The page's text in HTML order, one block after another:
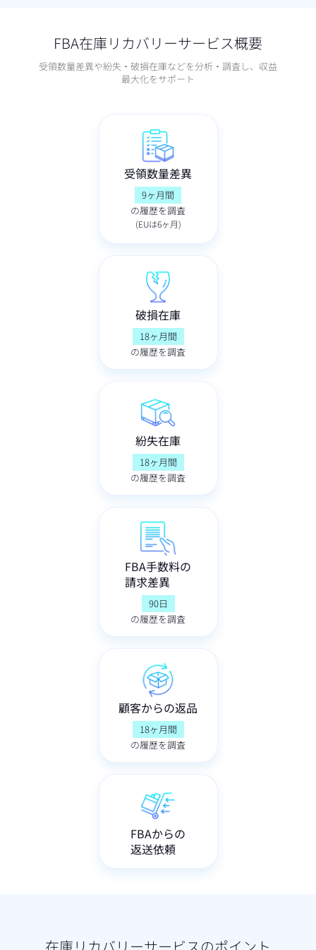
FBA在庫リカバリーサービス概要
受領数量差異や紛失・破損在庫などを分析・調査し、収益
最大化をサポート
受領数量差異
9ヶ月間
の履歴を調査
(EUは6ヶ月)
破損在庫
18ヶ月間
の履歴を調査
紛失在庫
18ヶ月間
の履歴を調査
FBA手数料の
請求差異
90日
の履歴を調査
顧客からの返品
18ヶ月間
の履歴を調査
FBAからの
返送依頼